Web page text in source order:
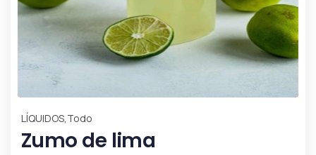
LÍQUIDOS,Todo
Zumo de lima